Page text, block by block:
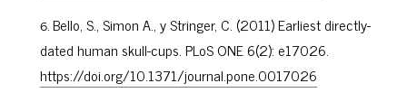
Bello, S., Simon A., y Stringer, C. (2011) Earliest directly-
dated human skull-cups. PLoS ONE 6(2): e17026.
https://doi.org/10.1371/journal.pone.0017026